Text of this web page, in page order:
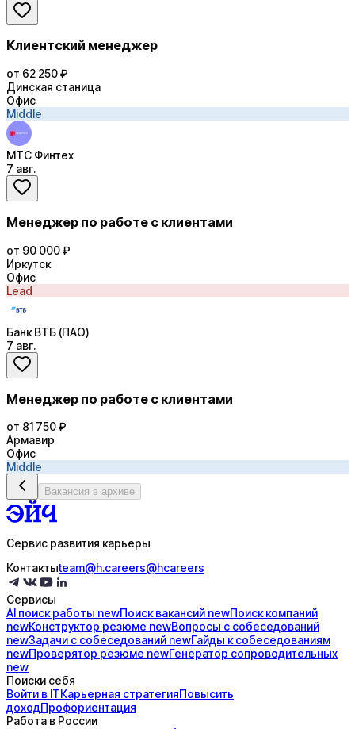
Клиентский менеджер
от 62 250 ₽
Динская станица
Офис
Middle
МТС Финтех
7 авг.
Менеджер по работе с клиентами
от 90 000 ₽
Иркутск
Офис
Lead
Банк ВТБ (ПАО)
7 авг.
Менеджер по работе с клиентами
от 81 750 ₽
Армавир
Офис
Middle
Вакансия в архиве
Сервис развития карьеры
Контактыteam@h.careers@hcareers
Сервисы
AI поискработы newПоисквакансий newПоисккомпаний
newКонструктор резюме newВопросы с собеседований
newЗадачи с собеседований newГайды ксобеседованиям
newПроверятор резюме newГенератор сопроводительных
new
Поиски себя
Войти в ITКарьерная стратегияПовысить
доходПрофориентация
Работа в России